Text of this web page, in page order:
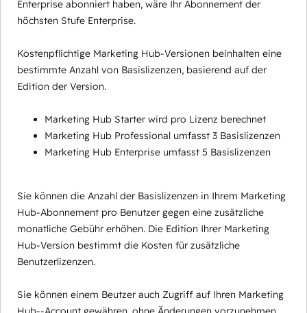
Enterprise abonniert haben, wäre Ihr Abonnement der
höchsten Stufe Enterprise.
Kostenpflichtige Marketing Hub-Versionen beinhalten eine
bestimmte Anzahl von Basislizenzen, basierend auf der
Edition der Version.
Marketing Hub Starter wird pro Lizenz berechnet
Marketing Hub Professional umfasst 3 Basislizenzen
Marketing Hub Enterprise umfasst 5 Basislizenzen
Sie können die Anzahl der Basislizenzen in Ihrem Marketing
Hub-Abonnement pro Benutzer gegen eine zusätzliche
monatliche Gebühr erhöhen. Die Edition Ihrer Marketing
Hub-Version bestimmt die Kosten für zusätzliche
Benutzerlizenzen.
Sie können einem Beutzer auch Zugriff auf Ihren Marketing